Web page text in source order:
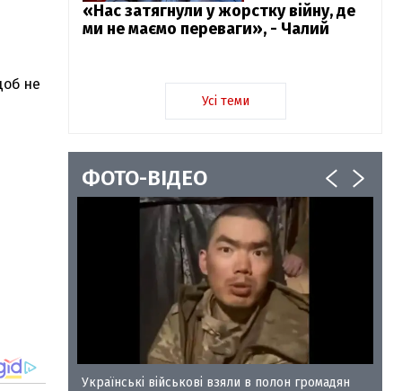
не
«Нас затягнули у жорстку війну, де
ми не маємо переваги», - Чалий
Усі теми
ФОТО-ВІДЕО
35
Українські військові взяли в полон громадян